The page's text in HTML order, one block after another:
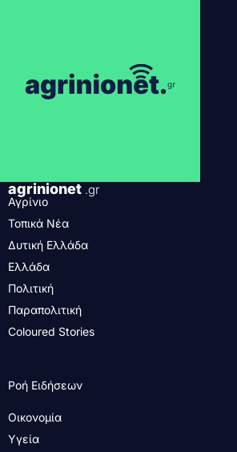
agrinionet .gr
Αγρίνιο
Τοπικά Νέα
Δυτική Ελλάδα
Ελλάδα
Πολιτική
Παραπολιτική
Coloured Stories
Ροή Ειδήσεων
Οικονομία
Υγεία